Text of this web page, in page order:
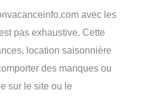
avec les
pas exhaustive. Cette
location saisonnière
des manques ou
sur le site ou le